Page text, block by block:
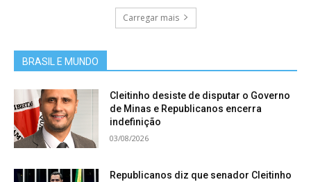
Carregar mais
BRASIL E MUNDO
Cleitinho desiste de disputar o Governo
de Minas e Republicanos encerra
indefinição
03/08/2026
Republicanos diz que senador Cleitinho